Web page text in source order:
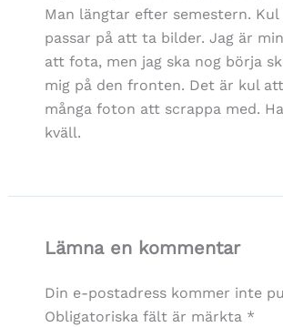
Man längtar efter semestern.
passar på att ta bilder. Jag är
att fota, men jag ska nog börja
mig på den fronten. Det är kul
många foton att scrappa med.
kväll.
Lämna en kommentar
Din e-postadress kommer inte
Obligatoriska fält är märkta *